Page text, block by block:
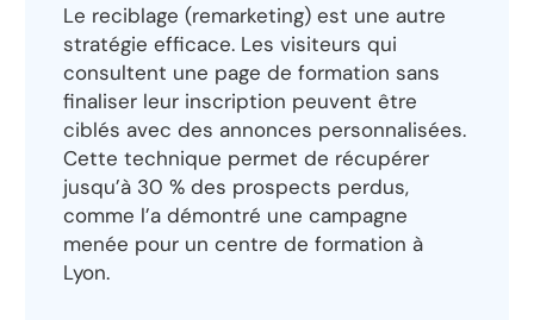
Le reciblage (remarketing) est une autre
stratégie efficace. Les visiteurs qui
consultent une page de formation sans
finaliser leur inscription peuvent être
ciblés avec des annonces personnalisées.
Cette technique permet de récupérer
jusqu’à 30 % des prospects perdus,
comme l’a démontré une campagne
menée pour un centre de formation à
Lyon.